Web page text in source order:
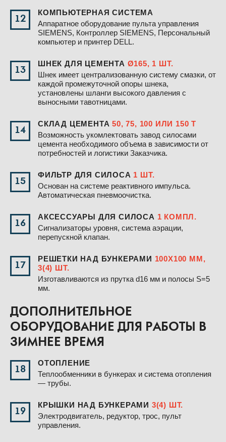
12
КОМПЬЮТЕРНАЯ СИСТЕМА
Аппаратное оборудование пульта управления
SIEMENS, Контроллер SIEMENS, Персональный
компьютер и принтер DELL.
13
ШНЕК ДЛЯ ЦЕМЕНТА Ø165, 1 ШТ.
Шнек имеет централизованную систему смазки, от
каждой промежуточной опоры шнека,
установлены шланги высокого давления с
выносными тавотницами.
14
СКЛАД ЦЕМЕНТА50, 75, 100 ИЛИ 150 Т
Возможность укомлектовать завод силосами
цемента необходимого объема в зависимости от
потребностей и логистики Заказчика.
15
ФИЛЬТР ДЛЯ СИЛОСА 1 ШТ.
Основан на системе реактивного импульса.
Автоматическая пневмоочистка.
16
АКСЕССУАРЫ ДЛЯ СИЛОСА 1 КОМПЛ.
Сигнализаторы уровня, система аэрации,
перепускной клапан.
17
РЕШЕТКИ НАД БУНКЕРАМИ 100Х100 ММ,
3(4) ШТ.
Изготавливаются из прутка d16 мм и полосы S=5
мм.
ДОПОЛНИТЕЛЬНОЕ
ОБОРУДОВАНИЕ ДЛЯ РАБОТЫ В
ЗИМНЕЕ ВРЕМЯ
18
ОТОПЛЕНИЕ
Теплообменники в бункерах и система отопления
— трубы.
19
КРЫШКИ НАД БУНКЕРАМИ 3(4) ШТ.
Электродвигатель, редуктор, трос, пульт
управления.